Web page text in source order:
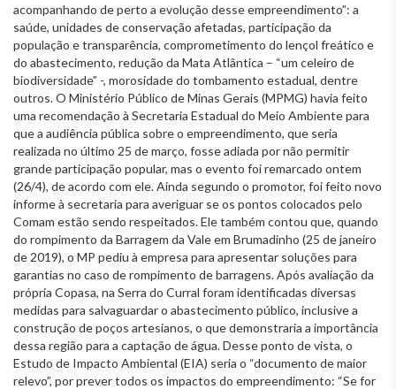
acompanhando de perto a evolução desse empreendimento”: a
saúde, unidades de conservação afetadas, participação da
população e transparência, comprometimento do lençol freático e
do abastecimento, redução da Mata Atlântica – “um celeiro de
biodiversidade” -, morosidade do tombamento estadual, dentre
outros. O Ministério Público de Minas Gerais (MPMG) havia feito
uma recomendação à Secretaria Estadual do Meio Ambiente para
que a audiência pública sobre o empreendimento, que seria
realizada no último 25 de março, fosse adiada por não permitir
grande participação popular, mas o evento foi remarcado ontem
(26/4), de acordo com ele. Ainda segundo o promotor, foi feito novo
informe à secretaria para averiguar se os pontos colocados pelo
Comam estão sendo respeitados. Ele também contou que, quando
do rompimento da Barragem da Vale em Brumadinho (25 de janeiro
de 2019), o MP pediu à empresa para apresentar soluções para
garantias no caso de rompimento de barragens. Após avaliação da
própria Copasa, na Serra do Curral foram identificadas diversas
medidas para salvaguardar o abastecimento público, inclusive a
construção de poços artesianos, o que demonstraria a importância
dessa região para a captação de água. Desse ponto de vista, o
Estudo de Impacto Ambiental (EIA) seria o “documento de maior
relevo”, por prever todos os impactos do empreendimento: “Se for